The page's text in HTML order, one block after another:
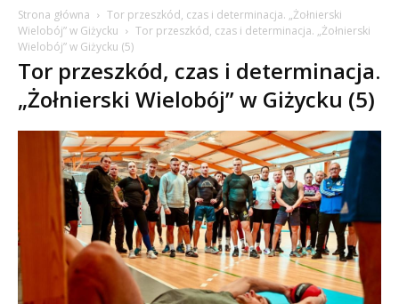
Strona główna
Tor przeszkód, czas i determinacja. „Żołnierski
Wielobój” w Giżycku
Tor przeszkód, czas i determinacja. „Żołnierski
Wielobój” w Giżycku (5)
Tor przeszkód, czas i determinacja.
„Żołnierski Wielobój” w Giżycku (5)